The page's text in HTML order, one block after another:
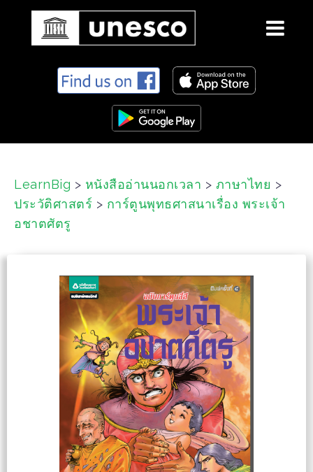
n
LearnBig > หนังสืออ่านนอกเวลา > ภาษาไทย >
ประวัติศาสตร์ > การ์ตูนพุทธศาสนาเรื่อง พระเจ้า
อชาตศัตรู